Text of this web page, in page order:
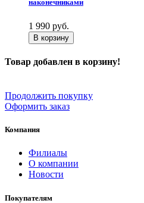
наконечниками
1 990 руб.
В корзину
Товар добавлен в корзину!
Продолжить покупку
Оформить заказ
Компания
Филиалы
О компании
Новости
Покупателям